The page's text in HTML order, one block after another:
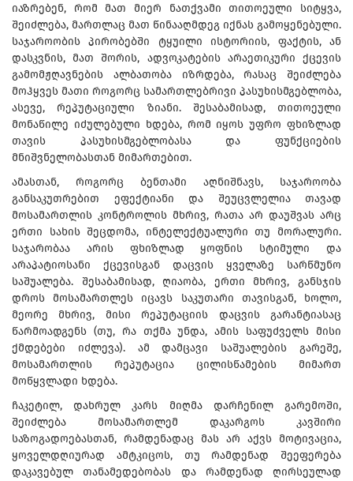
იაზრებენ, რომ მათ მიერ ნათქვამი თითოეული სიტყვა,
შეიძლება, მართლაც მათ წინააღმდეგ იქნას გამოყენებული.
საჯაროობის პირობებში ტყუილი ისტორიის, ფაქტის, ან
დასკვნის, მათ შორის, ადვოკატების არაეთიკური ქცევის
გამომჟღავნების ალბათობა იზრდება, რასაც შეიძლება
მოჰყვეს მათი როგორც სამართლებრივი პასუხისმგებლობა,
ასევე, რეპუტაციული ზიანი. შესაბამისად, თითოეული
მონაწილე იძულებული ხდება, რომ იყოს უფრო ფხიზლად
თავის პასუხისმგებლობასა და ფუნქციების
მნიშვნელობასთან მიმართებით.
ამასთან, როგორც ბენთამი აღნიშნავს, საჯაროობა
განსაკუთრებით ეფექტიანი და შეუცვლელია თავად
მოსამართლის კონტროლის მხრივ, რათა არ დაუშვას არც
ერთი სახის შეცდომა, ინტელექტუალური თუ მორალური.
საჯარობაა არის ფხიზლად ყოფნის სტიმული და
არაპატიოსანი ქცევისგან დაცვის ყველაზე სარწმუნო
საშუალება. შესაბამისად, ღიაობა, ერთი მხრივ, განსჯის
დროს მოსამართლეს იცავს საკუთარი თავისგან, ხოლო,
მეორე მხრივ, მისი რეპუტაციის დაცვის გარანტიასაც
წარმოადგენს (თუ, რა თქმა უნდა, ამის საფუძველს მისი
ქმდებები იძლევა). ამ დამცავი საშუალების გარეშე,
მოსამართლის რეპუტაცია ცილისწამების მიმართ
მოწყვლადი ხდება.
ჩაკეტილ, დახრულ კარს მიღმა დარჩენილ გარემოში,
შეიძლება მოსამართლემ დაკარგოს კავშირი
საზოგადოებასთან, რამდენადაც მას არ აქვს მოტივაცია,
ყოველდღიურად ამტკიცოს, თუ რამდენად შეეფერება
დაკავებულ თანამედებობას და რამდენად ღირსეულად